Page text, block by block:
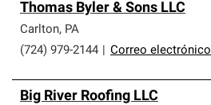
Thomas Byler & Sons LLC
Carlton, PA
(724) 979-2144
Correo electrónico
Big River Roofing LLC